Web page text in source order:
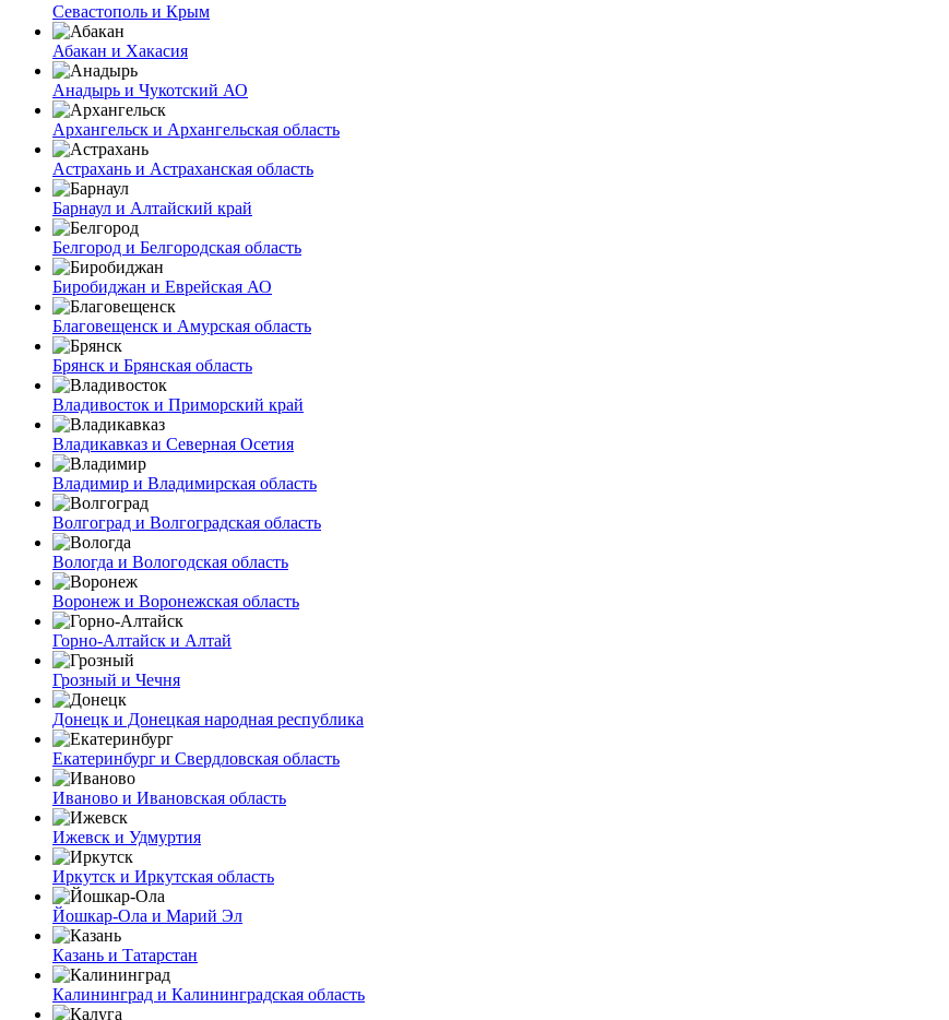
Севастополь и Крым
Абакан и Хакасия
Анадырь и Чукотский АО
Архангельск и Архангельская область
Астрахань и Астраханская область
Барнаул и Алтайский край
Белгород и Белгородская область
Биробиджан и Еврейская АО
Благовещенск и Амурская область
Брянск и Брянская область
Владивосток и Приморский край
Владикавказ и Северная Осетия
Владимир и Владимирская область
Волгоград и Волгоградская область
Вологда и Вологодская область
Воронеж и Воронежская область
Горно-Алтайск и Алтай
Грозный и Чечня
Донецк и Донецкая народная республика
Екатеринбург и Свердловская область
Иваново и Ивановская область
Ижевск и Удмуртия
Иркутск и Иркутская область
Йошкар-Ола и Марий Эл
Казань и Татарстан
Калининград и Калининградская область